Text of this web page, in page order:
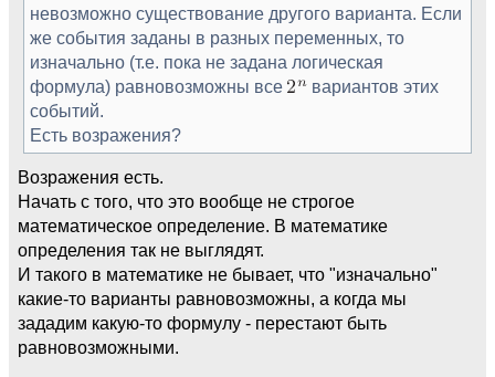
невозможно существование другого варианта. Если
же события заданы в разных переменных, то
изначально (т.е. пока не задана логическая
формула) равновозможны все
вариантов этих
событий.
Есть возражения?
Возражения есть.
Начать с того, что это вообще не строгое
математическое определение. В математике
определения так не выглядят.
И такого в математике не бывает, что "изначально"
какие-то варианты равновозможны, а когда мы
зададим какую-то формулу - перестают быть
равновозможными.